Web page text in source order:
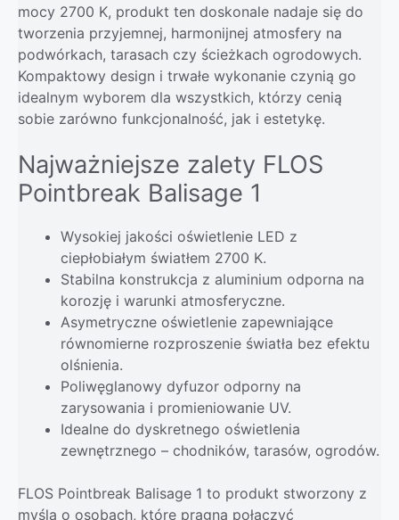
mocy 2700 K, produkt ten doskonale nadaje się do
tworzenia przyjemnej, harmonijnej atmosfery na
podwórkach, tarasach czy ścieżkach ogrodowych.
Kompaktowy design i trwałe wykonanie czynią go
idealnym wyborem dla wszystkich, którzy cenią
sobie zarówno funkcjonalność, jak i estetykę.
Najważniejsze zalety FLOS
Pointbreak Balisage 1
Wysokiej jakości oświetlenie LED z
ciepłobiałym światłem 2700 K.
Stabilna konstrukcja z aluminium odporna na
korozję i warunki atmosferyczne.
Asymetryczne oświetlenie zapewniające
równomierne rozproszenie światła bez efektu
olśnienia.
Poliwęglanowy dyfuzor odporny na
zarysowania i promieniowanie UV.
Idealne do dyskretnego oświetlenia
zewnętrznego – chodników, tarasów, ogrodów.
FLOS Pointbreak Balisage 1 to produkt stworzony z
myślą o osobach, które pragną połączyć